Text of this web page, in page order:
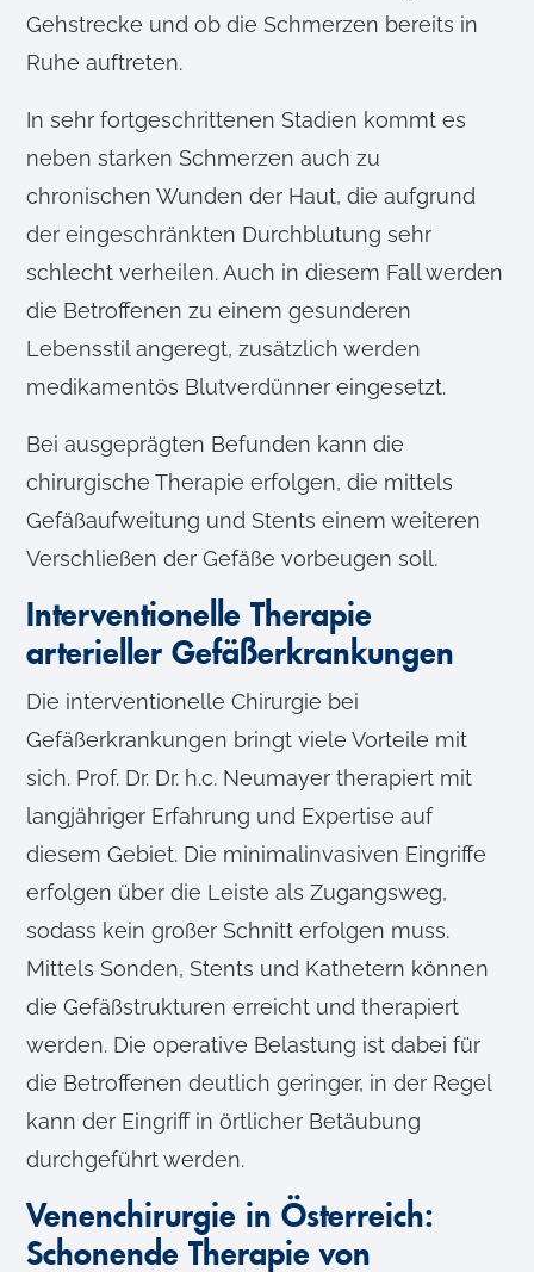
Gehstrecke und ob die Schmerzen bereits in
Ruhe auftreten.
In sehr fortgeschrittenen Stadien kommt es
neben starken Schmerzen auch zu
chronischen Wunden der Haut, die aufgrund
der eingeschränkten Durchblutung sehr
schlecht verheilen. Auch in diesem Fall werden
die Betroffenen zu einem gesunderen
Lebensstil angeregt, zusätzlich werden
medikamentös Blutverdünner eingesetzt.
Bei ausgeprägten Befunden kann die
chirurgische Therapie erfolgen, die mittels
Gefäßaufweitung und Stents einem weiteren
Verschließen der Gefäße vorbeugen soll.
Interventionelle Therapie
arterieller Gefäßerkrankungen
Die interventionelle Chirurgie bei
Gefäßerkrankungen bringt viele Vorteile mit
sich. Prof. Dr. Dr. h.c. Neumayer therapiert mit
langjähriger Erfahrung und Expertise auf
diesem Gebiet. Die minimalinvasiven Eingriffe
erfolgen über die Leiste als Zugangsweg,
sodass kein großer Schnitt erfolgen muss.
Mittels Sonden, Stents und Kathetern können
die Gefäßstrukturen erreicht und therapiert
werden. Die operative Belastung ist dabei für
die Betroffenen deutlich geringer, in der Regel
kann der Eingriff in örtlicher Betäubung
durchgeführt werden.
Venenchirurgie in Österreich:
Schonende Therapie von